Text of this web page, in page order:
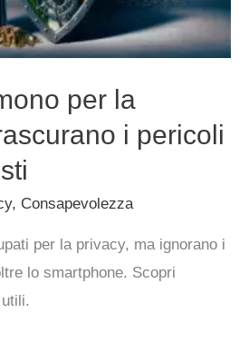
per la
i pericoli
, Consapevolezza
per la privacy, ma ignorano i
lo smartphone. Scopri